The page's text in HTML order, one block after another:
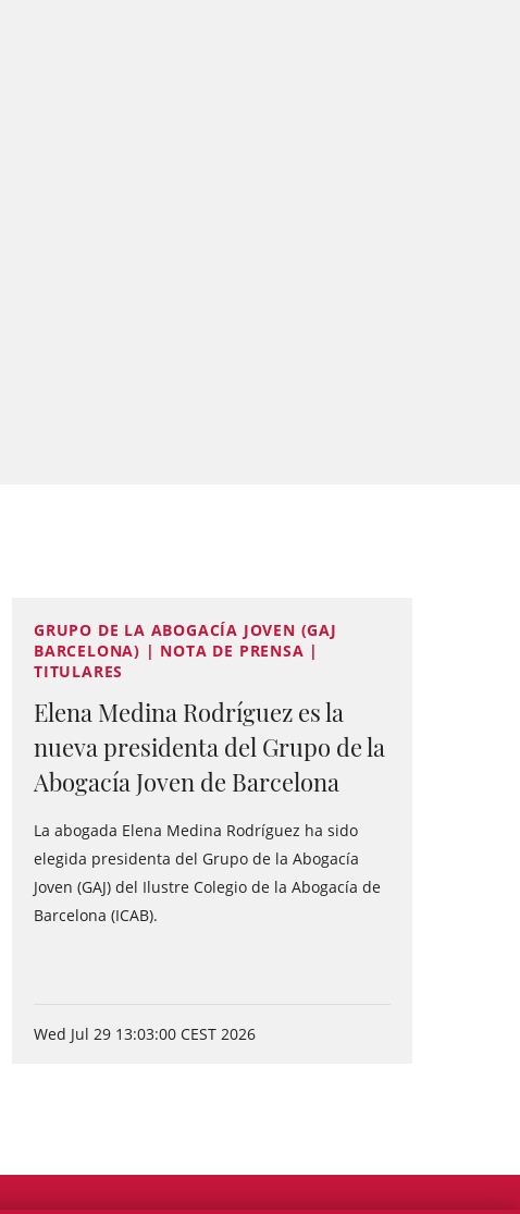
GRUPO DE LA ABOGACÍA JOVEN (GAJ
BARCELONA) | NOTA DE PRENSA |
TITULARES
Elena Medina Rodríguez es la
nueva presidenta del Grupo de la
Abogacía Joven de Barcelona
La abogada Elena Medina Rodríguez ha sido
elegida presidenta del Grupo de la Abogacía
Joven (GAJ) del Ilustre Colegio de la Abogacía de
Barcelona (ICAB).
Wed Jul 29 13:03:00 CEST 2026